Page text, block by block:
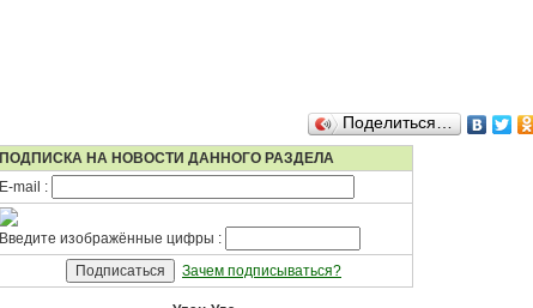
Поделиться…
ПОДПИСКА НА НОВОСТИ ДАННОГО РАЗДЕЛА
E-mail :
Введите изображённые цифры :
Зачем подписываться?